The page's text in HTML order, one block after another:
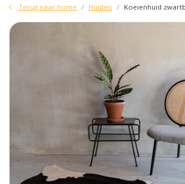
Terug naar home Huiden Koeienhuid